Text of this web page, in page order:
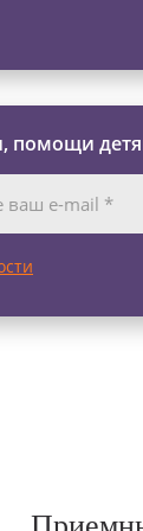
помощи